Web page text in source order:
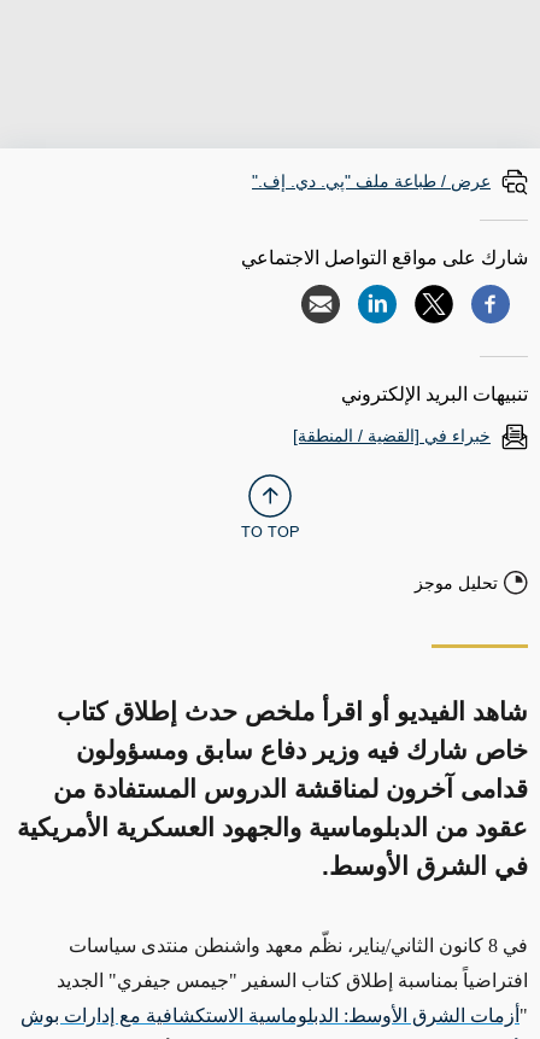
تحليل موجز
شاهد الفيديو أو اقرأ ملخص حدث إطلاق كتاب
خاص شارك فيه وزير دفاع سابق ومسؤولون
قدامى آخرون لمناقشة الدروس المستفادة من
عقود من الدبلوماسية والجهود العسكرية الأمريكية
في الشرق الأوسط.
في 8 كانون الثاني/يناير، نظّم معهد واشنطن منتدى سياسات
افتراضياً بمناسبة إطلاق كتاب السفير "جيمس جيفري" الجديد
" أزمات الشرق الأوسط: الدبلوماسية الاستكشافية مع إدارات بوش
عرض / طباعة ملف "پي. دي. إف."
شارك على مواقع التواصل الاجتماعي
تنبيهات البريد الإلكتروني
خبراء في [القضية / المنطقة]
TO TOP